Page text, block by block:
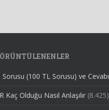
(100 TL Sorusu) ve Cevabı
Kaç Olduğu Nasıl Anlaşılır (8.425)